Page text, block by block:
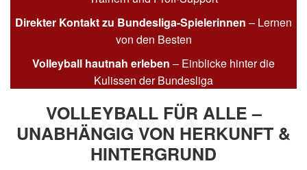
Direkter Kontakt zu Bundesliga-Spielerinnen – Lernen
von den Besten
Volleyball hautnah erleben – Einblicke hinter die
Kulissen der Bundesliga
VOLLEYBALL FÜR ALLE –
UNABHÄNGIG VON HERKUNFT &
HINTERGRUND